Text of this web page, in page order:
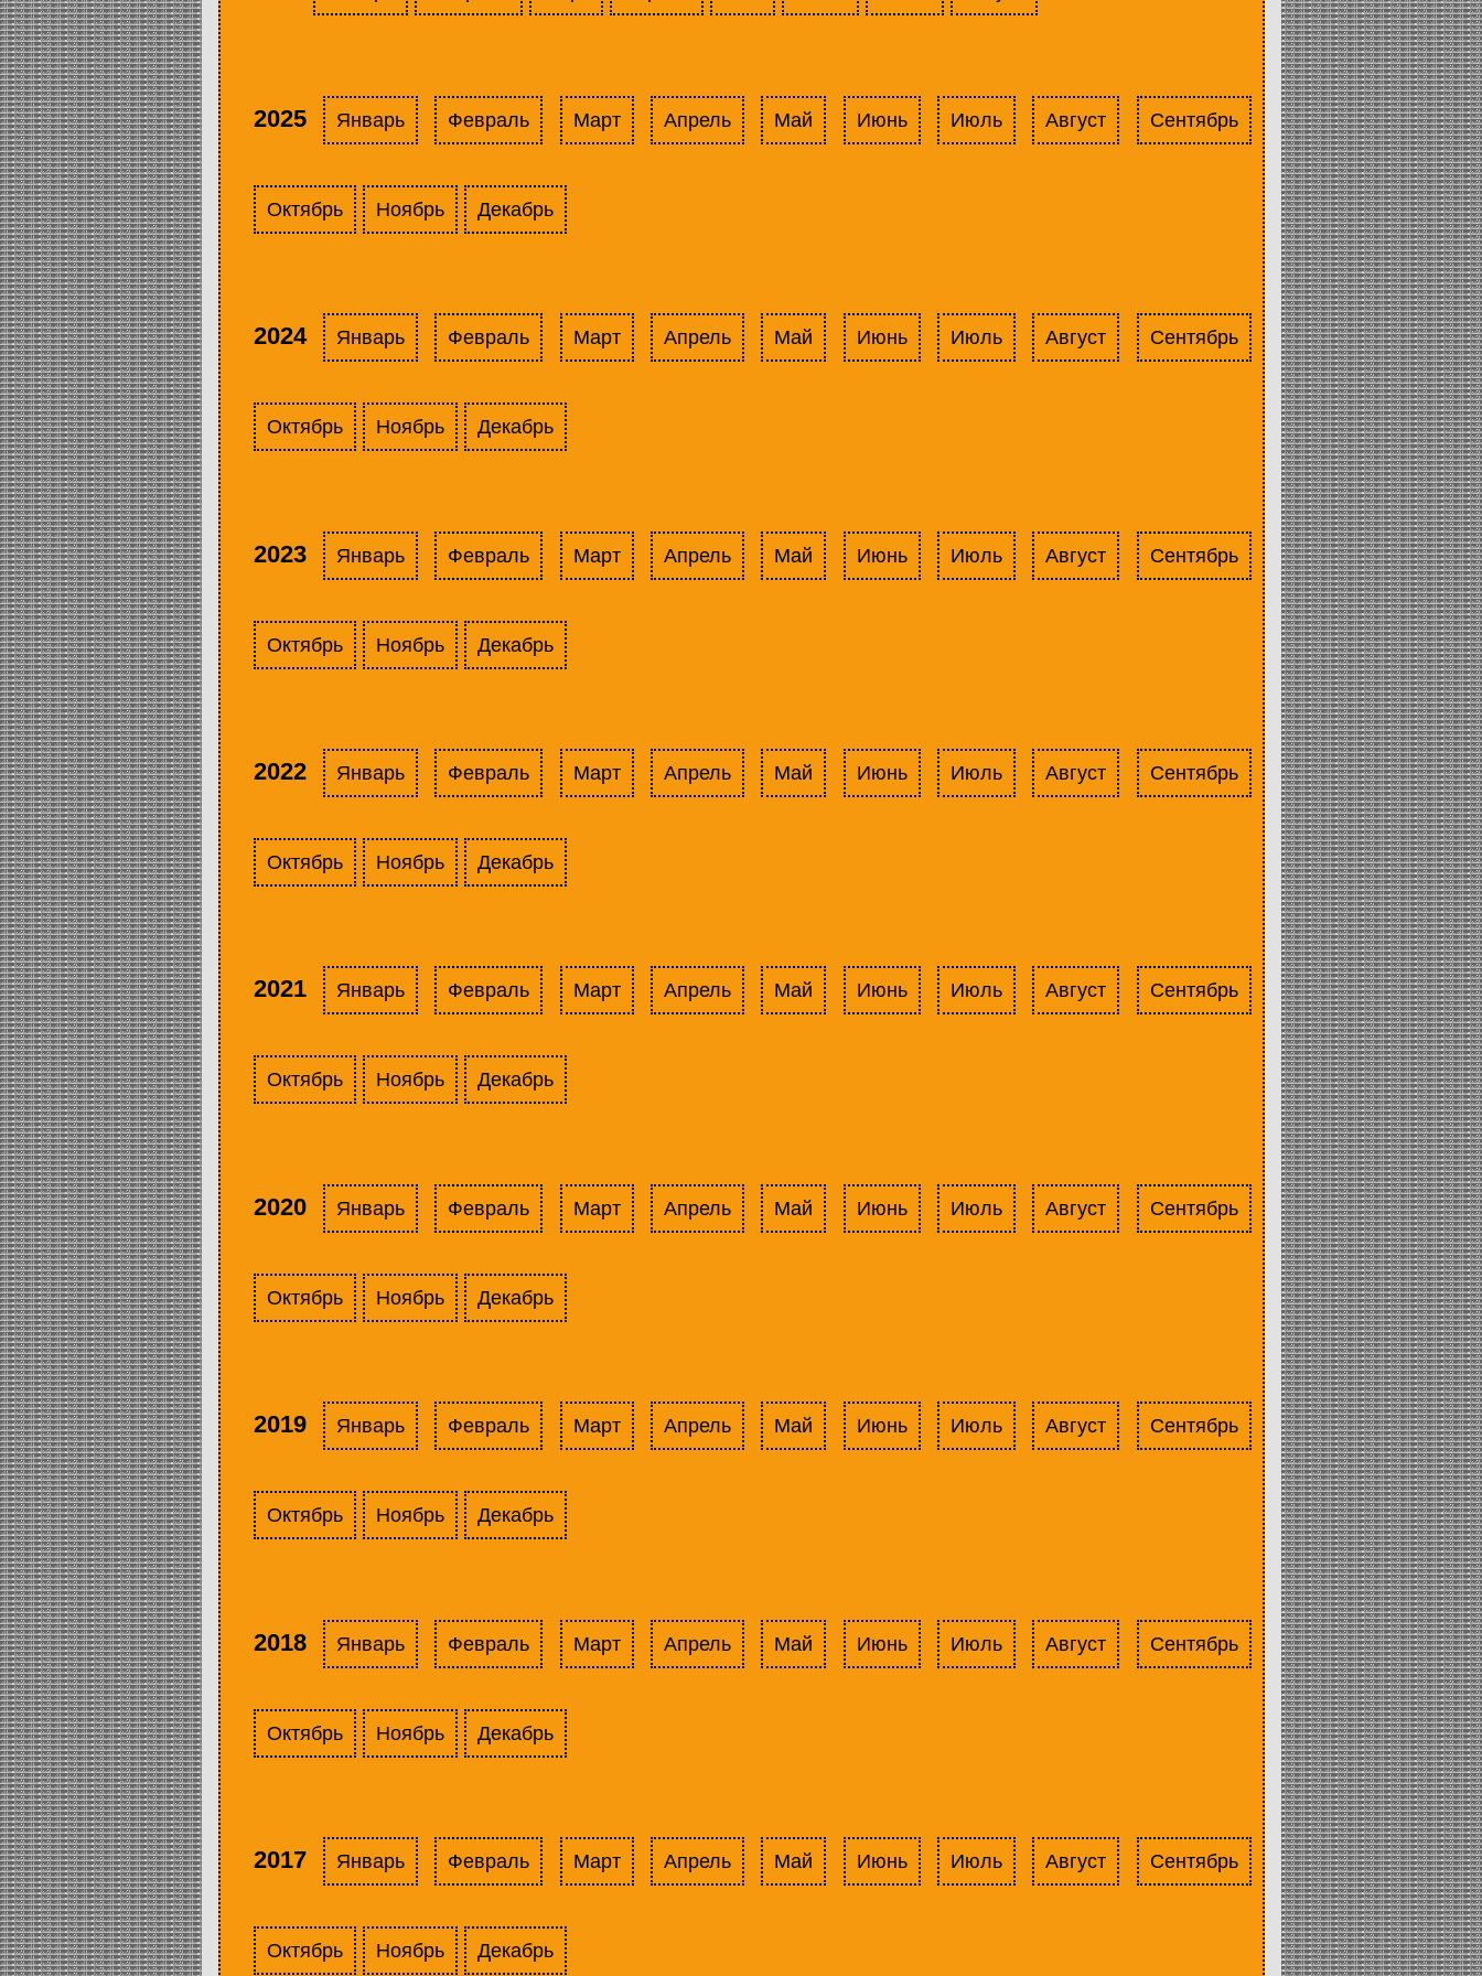
2025 Январь Февраль Март Апрель Май Июнь Июль Август Сентябрь
Октябрь Ноябрь Декабрь
2024 Январь Февраль Март Апрель Май Июнь Июль Август Сентябрь
Октябрь Ноябрь Декабрь
2023 Январь Февраль Март Апрель Май Июнь Июль Август Сентябрь
Октябрь Ноябрь Декабрь
2022 Январь Февраль Март Апрель Май Июнь Июль Август Сентябрь
Октябрь Ноябрь Декабрь
2021 Январь Февраль Март Апрель Май Июнь Июль Август Сентябрь
Октябрь Ноябрь Декабрь
2020 Январь Февраль Март Апрель Май Июнь Июль Август Сентябрь
Октябрь Ноябрь Декабрь
2019 Январь Февраль Март Апрель Май Июнь Июль Август Сентябрь
Октябрь Ноябрь Декабрь
2018 Январь Февраль Март Апрель Май Июнь Июль Август Сентябрь
Октябрь Ноябрь Декабрь
2017 Январь Февраль Март Апрель Май Июнь Июль Август Сентябрь
Октябрь Ноябрь Декабрь